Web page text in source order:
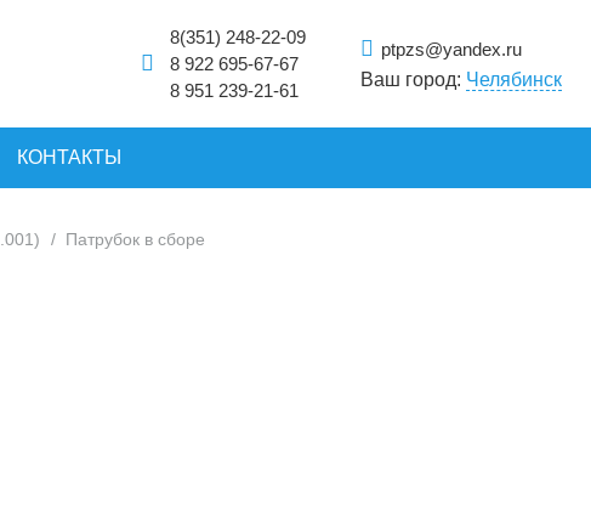
8(351) 248-22-09
8 922 695-67-67
8 951 239-21-61
ptpzs@yandex.ru
Ваш город: Челябинск
КОНТАКТЫ
/ Патрубок в сборе